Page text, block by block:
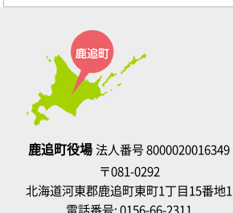
鹿追町役場法人番号 8000020016349
〒081-0292
北海道河東郡鹿追町東町1丁目15番地1